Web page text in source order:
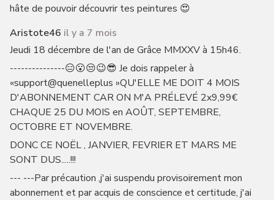
hâte de pouvoir découvrir tes peintures 😍
Aristote46 il y a 7 mois
Jeudi 18 décembre de l'an de Grâce MMXXV à 15h46.
---------------😑😮😒😉😎 Je dois rappeler à
«support@quenelleplus »QU'ELLE ME DOIT 4 MOIS
D'ABONNEMENT CAR ON M'A PRÉLEVÉ 2x9,99€
CHAQUE 25 DU MOIS en AOÛT, SEPTEMBRE,
OCTOBRE ET NOVEMBRE.
DONC CE NOËL , JANVIER, FEVRIER ET MARS ME
SONT DUS.....!!!
--- ---Par précaution ,j'ai suspendu provisoirement mon
abonnement et par acquis de conscience et certitude, j'ai